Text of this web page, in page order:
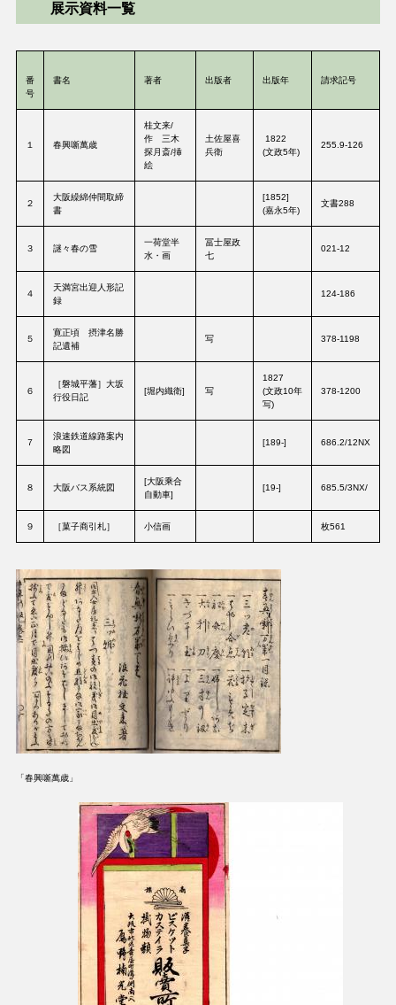
展示資料一覧
番
号
書名 著者 出版者 出版年 請求記号
１ 春興噺萬歳
桂文来/
作 三木
探月斎/挿
絵
土佐屋喜
兵衛
1822
(文政5年)
255.9-126
２
大阪繰綿仲間取締
書
[1852]
(嘉永5年)
文書288
３ 謎々春の雪
一荷堂半
水・画
冨士屋政
七
021-12
４
天満宮出迎人形記
録
124-186
５
寛正頃 摂津名勝
記遺補
写 378-1198
６
［磐城平藩］大坂
行役日記
[堀内織衛] 写
1827
(文政10年
写)
378-1200
７
浪速鉄道線路案内
略図
[189-] 686.2/12NX
８ 大阪バス系統図
[大阪乘合
自動車]
[19-] 685.5/3NX/
９ ［菓子商引札］ 小信画 枚561
「春興噺萬歳」